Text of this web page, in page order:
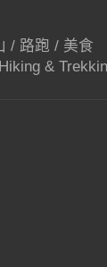
/ 路跑 / 美食
&